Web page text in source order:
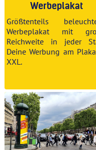
Werbeplakat
Größtenteils
Werbeplakat mit
Reichweite in jeder
Deine Werbung am
XXL.